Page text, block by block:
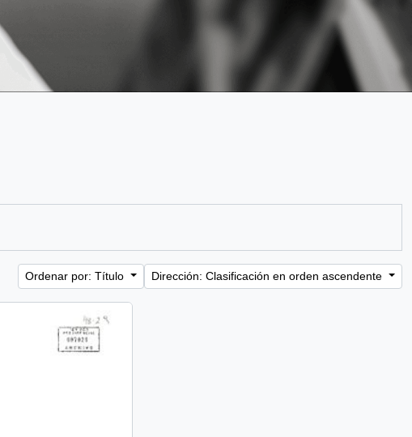
Ordenar por: Título Dirección: Clasificación en orden ascendente